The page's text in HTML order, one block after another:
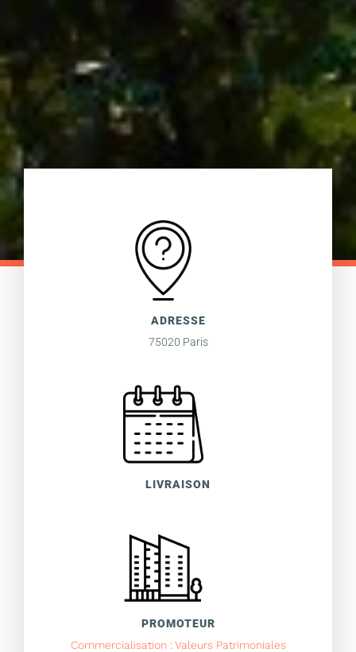
ADRESSE
75020 Paris
LIVRAISON
PROMOTEUR
Commercialisation : Valeurs Patrimoniales